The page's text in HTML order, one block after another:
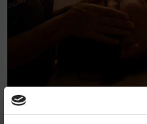
Trattamenti e benessere